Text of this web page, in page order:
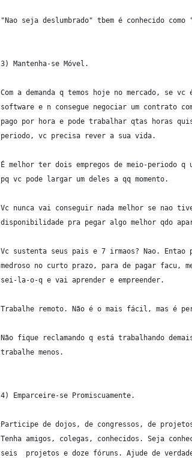
"Nao seja deslumbrado" tbem é conhecido como
3) Mantenha-se Móvel.
Com a demanda q temos hoje no mercado, se vc
software e n consegue negociar um contrato
pago por hora e pode trabalhar qtas horas
periodo, vc precisa rever a sua vida.
É melhor ter dois empregos de meio-periodo
pq vc pode largar um deles a qq momento.
Vc nunca vai conseguir nada melhor se nao
disponibilidade pra pegar algo melhor qdo
Vc sustenta seus pais e 7 irmaos? Nao. Entao
medroso no curto prazo, para de pagar facu,
sei-la-o-q e vai aprender e empreender.
Trabalhe remoto. Não é o mais fácil, mas é
Não fique reclamando q está trabalhando
trabalhe menos.
4) Emparceire-se Promiscuamente.
Participe de dojos, de congressos, de
Tenha amigos, colegas, conhecidos. Seja
seis  projetos e doze fóruns. Ajude de